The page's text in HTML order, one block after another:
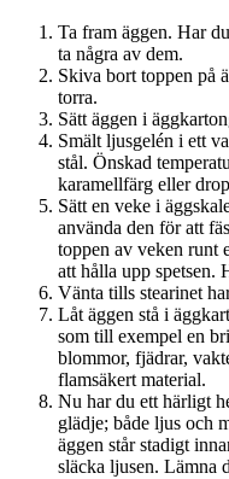
Ta fram äggen. Har
ta några av dem.
Skiva bort toppen på
torra.
Sätt äggen i
Smält ljusgelén i ett
stål. Önskad
karamellfärg eller
Sätt en veke i
använda den för att
toppen av veken runt
att hålla upp spetsen.
Vänta tills stearinet
Låt äggen stå i
som till exempel en
blommor, fjädrar,
flamsäkert material.
Nu har du ett härligt
glädje; både ljus och
äggen står stadigt
släcka ljusen. Lämna